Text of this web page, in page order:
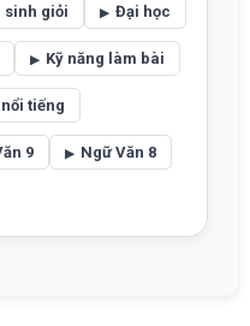
sinh giỏi Đại học
Kỹ năng làm bài
tiếng
9 Ngữ Văn 8